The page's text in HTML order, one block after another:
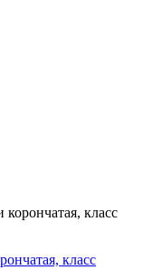
класс